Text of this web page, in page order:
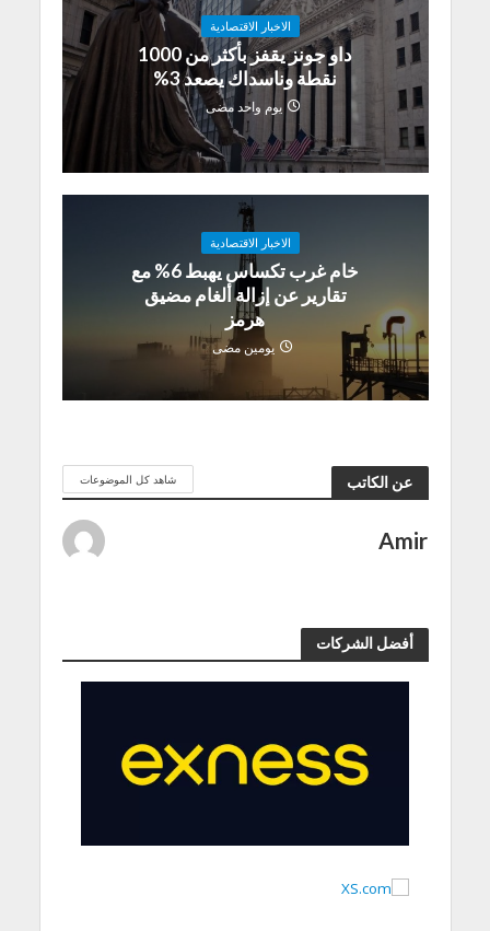
الاخبار الاقتصادية
داو جونز يقفز بأكثر من 1000
نقطة وناسداك يصعد 3%
يوم واحد مضى
الاخبار الاقتصادية
خام غرب تكساس يهبط 6% مع
تقارير عن إزالة ألغام مضيق
هرمز
يومين مضى
عن الكاتب شاهد كل الموضوعات
Amir
أفضل الشركات